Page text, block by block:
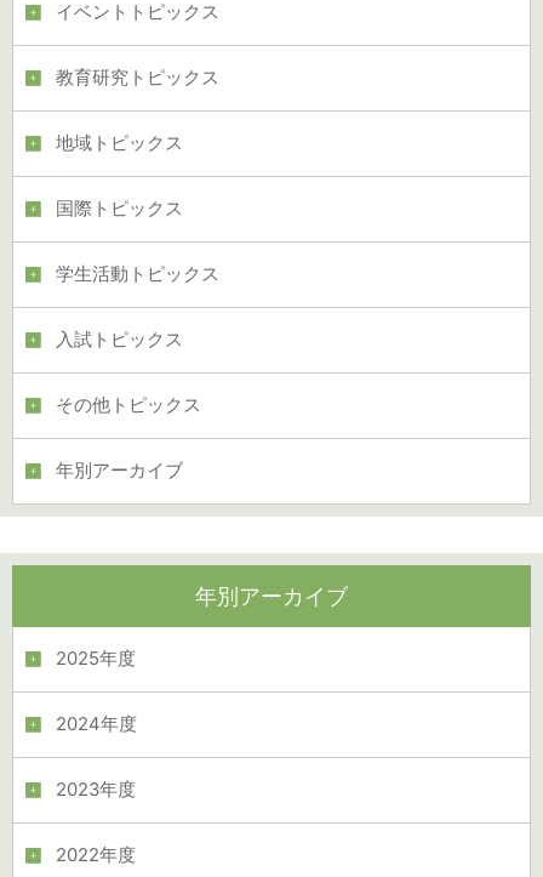
イベントトピックス
教育研究トピックス
地域トピックス
国際トピックス
学生活動トピックス
入試トピックス
その他トピックス
年別アーカイブ
年別アーカイブ
2025年度
2024年度
2023年度
2022年度